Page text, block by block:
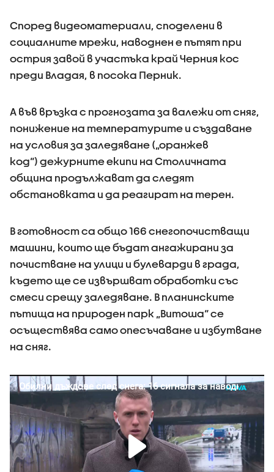
Според видеоматериали, споделени в
социалните мрежи, наводнен е пътят при
острия завой в участъка край Черния кос
преди Владая, в посока Перник.
А във връзка с прогнозата за валежи от сняг,
понижение на температурите и създаване
на условия за заледяване („оранжев
код“) дежурните екипи на Столичната
община продължават да следят
обстановката и да реагират на терен.
В готовност са общо 166 снегопочистващи
машини, които ще бъдат ангажирани за
почистване на улици и булеварди в града,
където ще се извършват обработки със
смеси срещу заледяване. В планинските
пътища на природен парк „Витоша“ се
осъществява само опесъчаване и избутване
на сняг.